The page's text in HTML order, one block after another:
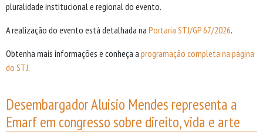
pluralidade institucional e regional do evento.
A realização do evento está detalhada na Portaria STJ/GP 67/2026.
Obtenha mais informações e conheça a programação completa na página
do STJ.
Desembargador Aluisio Mendes representa a
Emarf em congresso sobre direito, vida e arte